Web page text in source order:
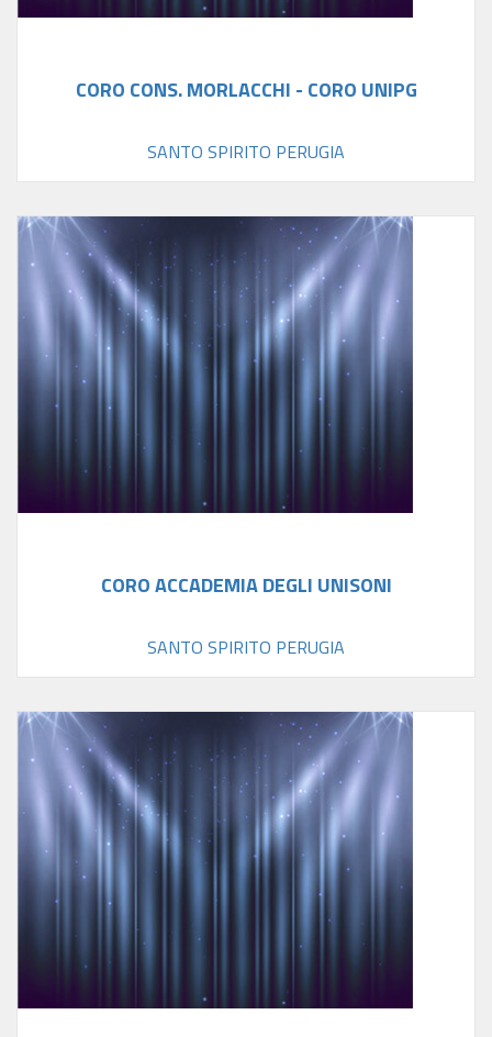
CORO CONS. MORLACCHI - CORO UNIPG
SANTO SPIRITO PERUGIA
CORO ACCADEMIA DEGLI UNISONI
SANTO SPIRITO PERUGIA